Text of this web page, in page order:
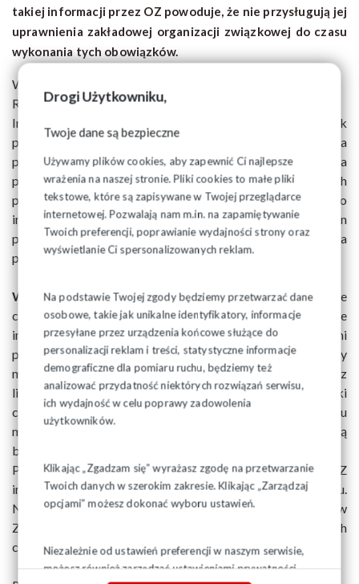
Drogi Użytkowniku,
Twoje dane są bezpieczne
Używamy plików cookies, aby zapewnić Ci najlepsze
wrażenia na naszej stronie. Pliki cookies to małe pliki
tekstowe, które są zapisywane w Twojej przeglądarce
internetowej. Pozwalają nam m.in. na zapamiętywanie
Twoich preferencji, poprawianie wydajności strony oraz
wyświetlanie Ci spersonalizowanych reklam.
Na podstawie Twojej zgody będziemy przetwarzać dane
osobowe, takie jak unikalne identyfikatory, informacje
przesyłane przez urządzenia końcowe służące do
personalizacji reklam i treści, statystyczne informacje
demograficzne dla pomiaru ruchu, będziemy też
analizować przydatność niektórych rozwiązań serwisu,
ich wydajność w celu poprawy zadowolenia
użytkowników.
Klikając „Zgadzam się” wyrażasz zgodę na przetwarzanie
Twoich danych w szerokim zakresie. Klikając „Zarządzaj
opcjami” możesz dokonać wyboru ustawień.
Niezależnie od ustawień preferencji w naszym serwisie,
możesz również zarządzać ustawieniami prywatności
takiej informacji przez OZ powoduje, że nie przysługują jej
uprawnienia zakładowej organizacji związkowej do czasu
wykonania tych obowiązków.
Wzory pism (informacji) dostępne na stronie internetowej
Regionu w zakładce Dla OZ/ OZ do Pracodawcy.
Informację przekazujemy na piśmie, najlepiej przez dziennik
podawczy korespondencji wewnętrznej pracodawcy za
pokwitowaniem. Potwierdzony egzemplarz pisma
przechowujemy w dokumentacji związkowej. Jeśli, z różnych
przyczyn, nie możemy przekazać pisma bezpośrednio, to
informację wysyłamy listem poleconym. Możemy także skan
pisma lub informację zawartą w treści maila przekazać za
pośrednictwem poczty elektronicznej.
WAŻNE:do pracodawcy przekazujemy informację o liczbie
członków Związku, a nie imienną listę członków. Przekazanie
imiennej listy członków Związku jest niezgodne z przepisami
prawa dotyczącymi ochrony danych osobowych. Nie należy
mylić powyższej informacji o liczbie członków Związku z
listą osób wskazywanych pracodawcy do potrącania składki
członkowskiej, ponieważ niektórzy członkowie Związku
mogą, na własną prośbę płacić składkę związkową
bezpośrednio na konto bankowe OZ.
Pracodawca nie ma podstaw prawnych do żądania od OZ
informacji o pełnej liście imiennej członków Związku.
Natomiast pracownicy wstępując w poczet członków
Związku mogą zgłosić zastrzeżenie, by informacja o ich
członkostwie nie była wiadoma pracodawcy.